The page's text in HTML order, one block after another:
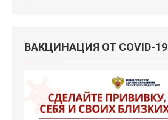
ВАКЦИНАЦИЯ ОТ COVID-19